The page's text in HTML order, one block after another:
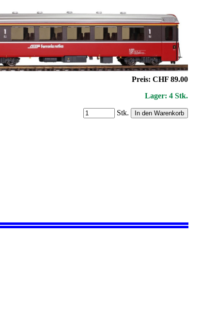
Preis: CHF 89.00
Lager: 4 Stk.
Stk.